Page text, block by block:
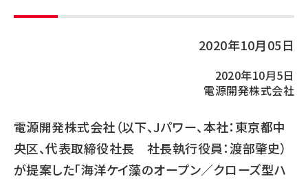
2020年10月05日
2020年10月5日
電源開発株式会社
電源開発株式会社（以下、Jパワー、本社：東京都中
央区、代表取締役社長 社長執行役員：渡部肇史）
が提案した「海洋ケイ藻のオープン／クローズ型ハ